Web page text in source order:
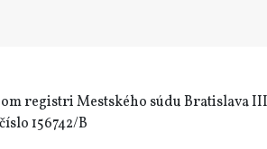
registri Mestského súdu Bratislava
156742/B